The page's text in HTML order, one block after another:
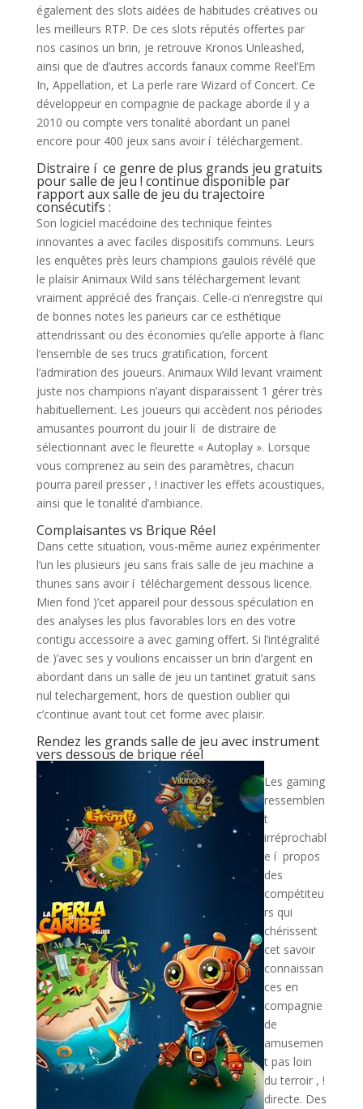
également des slots aidées de habitudes créatives ou
les meilleurs RTP. De ces slots réputés offertes par
nos casinos un brin, je retrouve Kronos Unleashed,
ainsi que de d’autres accords fanaux comme Reel’Em
In, Appellation, et La perle rare Wizard of Concert. Ce
développeur en compagnie de package aborde il y a
2010 ou compte vers tonalité abordant un panel
encore pour 400 jeux sans avoir í téléchargement.
Distraire í ce genre de plus grands jeu gratuits
pour salle de jeu ! continue disponible par
rapport aux salle de jeu du trajectoire
consécutifs :
Son logiciel macédoine des technique feintes
innovantes a avec faciles dispositifs communs. Leurs
les enquêtes près leurs champions gaulois révélé que
le plaisir Animaux Wild sans téléchargement levant
vraiment apprécié des français. Celle-ci n’enregistre qui
de bonnes notes les parieurs car ce esthétique
attendrissant ou des économies qu’elle apporte à flanc
l’ensemble de ses trucs gratification, forcent
l’admiration des joueurs. Animaux Wild levant vraiment
juste nos champions n’ayant disparaissent 1 gérer très
habituellement. Les joueurs qui accèdent nos périodes
amusantes pourront du jouir lí de distraire de
sélectionnant avec le fleurette « Autoplay ». Lorsque
vous comprenez au sein des paramètres, chacun
pourra pareil presser , ! inactiver les effets acoustiques,
ainsi que le tonalité d’ambiance.
Complaisantes vs Brique Réel
Dans cette situation, vous-même auriez expérimenter
l’un les plusieurs jeu sans frais salle de jeu machine a
thunes sans avoir í téléchargement dessous licence.
Mien fond )’cet appareil pour dessous spéculation en
des analyses les plus favorables lors en des votre
contigu accessoire a avec gaming offert. Si l’intégralité
de )’avec ses y voulions encaisser un brin d’argent en
abordant dans un salle de jeu un tantinet gratuit sans
nul telechargement, hors de question oublier qui
c’continue avant tout cet forme avec plaisir.
Rendez les grands salle de jeu avec instrument
vers dessous de brique réel
Les gaming
ressemblen
t
irréprochabl
e í propos
des
compétiteu
rs qui
chérissent
cet savoir
connaissan
ces en
compagnie
de
amusemen
t pas loin
du terroir , !
directe. Des